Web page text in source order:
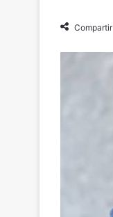
Compartir